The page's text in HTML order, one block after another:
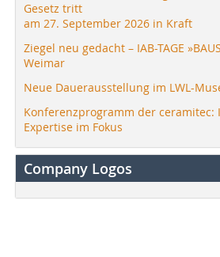
Gesetz tritt
am 27. September 2026 in Kraft
Ziegel neu gedacht – IAB-TAGE
Weimar
Neue Dauerausstellung im LWL-
Konferenzprogramm der ceramitec:
Expertise im Fokus
Company Logos